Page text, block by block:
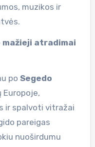
muzikos ir
atradimai
po Segedo
Europoje,
ir spalvoti vitražai
pareigas
nuoširdumu